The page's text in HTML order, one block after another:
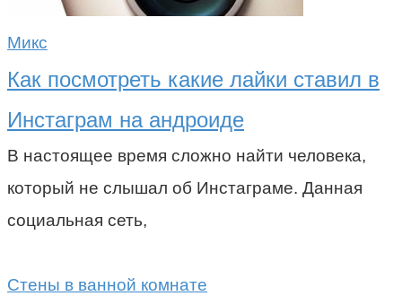
Микс
Как посмотреть какие лайки ставил в
Инстаграм на андроиде
В настоящее время сложно найти человека,
который не слышал об Инстаграме. Данная
социальная сеть,
Стены в ванной комнате